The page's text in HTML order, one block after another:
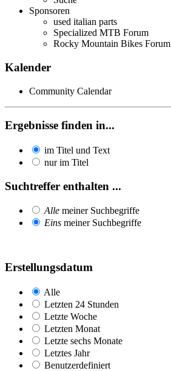
Sponsoren
used italian parts
Specialized MTB Forum
Rocky Mountain Bikes Forum
Kalender
Community Calendar
Ergebnisse finden in...
im Titel und Text
nur im Titel
Suchtreffer enthalten ...
Alle meiner Suchbegriffe
Eins meiner Suchbegriffe
Erstellungsdatum
Alle
Letzten 24 Stunden
Letzte Woche
Letzten Monat
Letzte sechs Monate
Letztes Jahr
Benutzerdefiniert